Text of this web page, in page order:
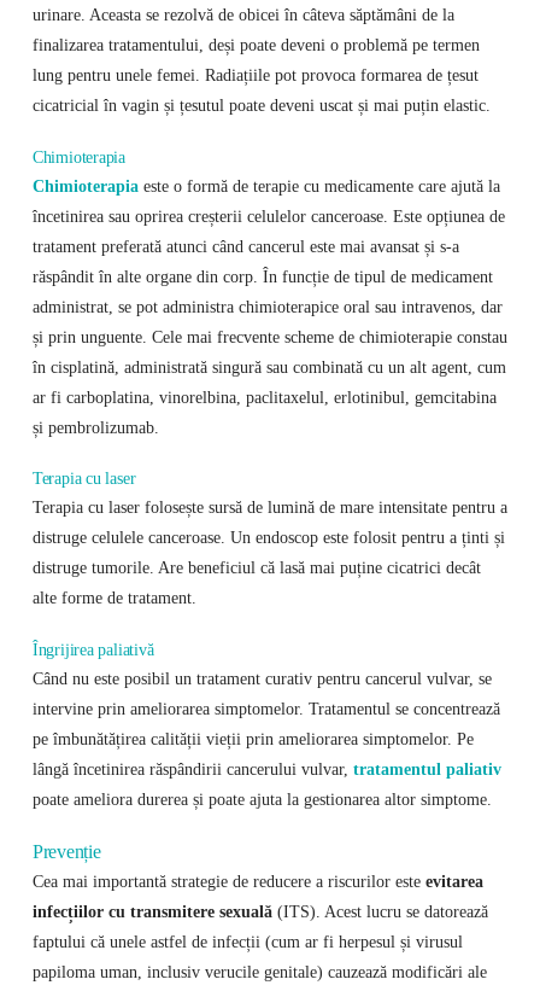
urinare. Aceasta se rezolvă de obicei în câteva săptămâni de la
finalizarea tratamentului, deși poate deveni o problemă pe termen
lung pentru unele femei. Radiațiile pot provoca formarea de țesut
cicatricial în vagin și țesutul poate deveni uscat și mai puțin elastic.
Chimioterapia
Chimioterapiaeste o formă de terapie cu medicamente care ajută la
încetinirea sau oprirea creșterii celulelor canceroase. Este opțiunea de
tratament preferată atunci când cancerul este mai avansat și s-a
răspândit în alte organe din corp. În funcție de tipul de medicament
administrat, se pot administra chimioterapice oral sau intravenos, dar
și prin unguente. Cele mai frecvente scheme de chimioterapie constau
în cisplatină, administrată singură sau combinată cu un alt agent, cum
ar fi carboplatina, vinorelbina, paclitaxelul, erlotinibul, gemcitabina
și pembrolizumab.
Terapia cu laser
Terapia cu laser folosește sursă de lumină de mare intensitate pentru a
distruge celulele canceroase. Un endoscop este folosit pentru a ținti și
distruge tumorile. Are beneficiul că lasă mai puține cicatrici decât
alte forme de tratament.
Îngrijirea paliativă
Când nu este posibil un tratament curativ pentru cancerul vulvar, se
intervine prin ameliorarea simptomelor. Tratamentul se concentrează
pe îmbunătățirea calității vieții prin ameliorarea simptomelor. Pe
lângă încetinirea răspândirii cancerului vulvar, tratamentul paliativ
poate ameliora durerea și poate ajuta la gestionarea altor simptome.
Prevenție
Cea mai importantă strategie de reducere a riscurilor este evitarea
infecțiilor cu transmitere sexuală(ITS). Acest lucru se datorează
faptului că unele astfel de infecții (cum ar fi herpesul și virusul
papiloma uman, inclusiv verucile genitale) cauzează modificări ale